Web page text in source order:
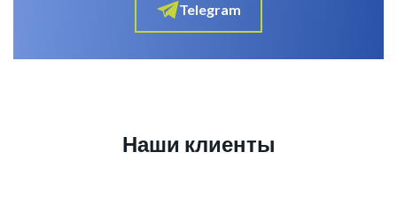
Telegram
Наши клиенты